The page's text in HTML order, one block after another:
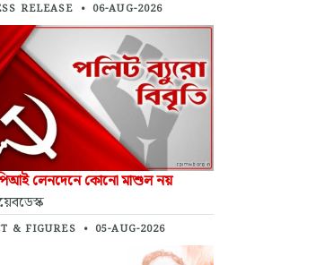
RELEASE • 06-AUG-2026
লেনদেনে কোনো মাশুল নয়
& FIGURES • 05-AUG-2026